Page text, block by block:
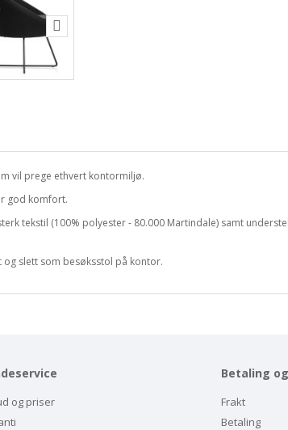
vil prege ethvert kontormiljø.
god komfort.
tekstil (100% polyester - 80.000 Martindale) samt
slett som besøksstol på kontor.
og priser
Betaling
Frakt
Betaling